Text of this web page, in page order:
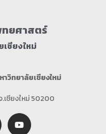
ยศาสตร์
ชียงใหม่
วิทยาลัยเชียงใหม่
.เชียงใหม่ 50200